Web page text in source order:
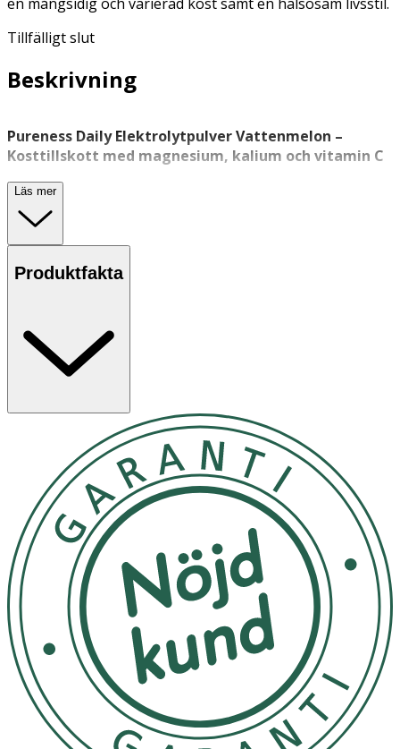
Tillfälligt slut
Beskrivning
Pureness Daily Elektrolytpulver Vattenmelon –
Kosttillskott med magnesium, kalium och vitamin C
Pureness Daily Elektrolytpulver är ett veganskt
kosttillskott
daglig användning. Produkten innehåller elektrolyter
sommagnesiumoch kalium samt vitamin C, och passar
bra att dricka på morgonen, under dagen eller i samband
i kroppen samt till att minska trötthet och utmattning.
Vitamin C bidrar bidrar till minskad trötthet och
utmattning. Produkten innehåller även Guérande-
och naturliga aromer.
Produkten är vegansk.
Användning & Dosering
- Rekommenderad dos: 1 doseringssked (5 g), 1–4 gånger
dagligen.
- Blandas med 3–7 dl vatten.
- Överskrid inte rekommenderad dos.
- Kosttillskott bör inte ersätta en varierad kost och en
hälsosam livsstil.
Förvaring
Förvara svalt och torrt, skyddat från ljus och utom
Läs mer
Produktfakta